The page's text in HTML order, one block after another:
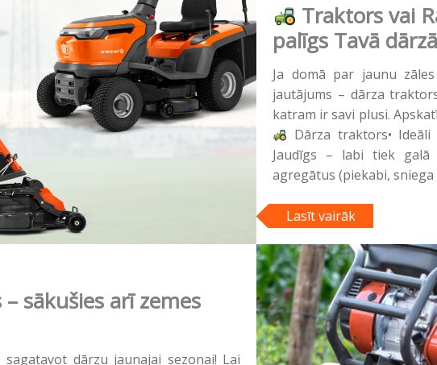
Traktors vai
palīgs Tavā
Ja domā par jaunu
jautājums – dārza
katram ir savi plusi.
Dārza traktors•
Jaudīgs – labi tiek galā
agregātus (piekabi,
Lasīt vairāk
– sākušies arī zemes
dārzu jaunajai sezonai! Lai